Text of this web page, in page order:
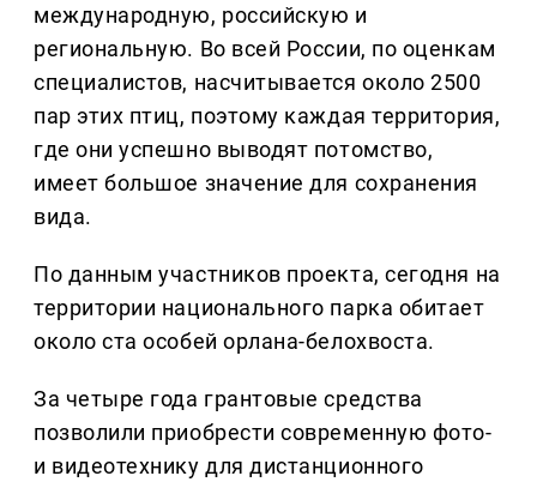
международную, российскую и
региональную. Во всей России, по оценкам
специалистов, насчитывается около 2500
пар этих птиц, поэтому каждая территория,
где они успешно выводят потомство,
имеет большое значение для сохранения
вида.
По данным участников проекта, сегодня на
территории национального парка обитает
около ста особей орлана-белохвоста.
За четыре года грантовые средства
позволили приобрести современную фото-
и видеотехнику для дистанционного